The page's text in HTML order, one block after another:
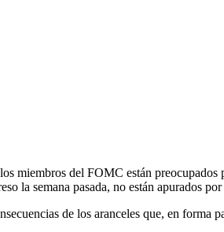
miembros del FOMC están
la semana pasada, no están apurados
de los aranceles que, en forma